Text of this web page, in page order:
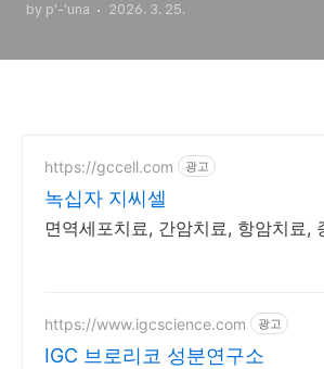
결"
by p'-'una 2026. 3. 25.
https://gccell.com 광고
녹십자 지씨셀
면역세포치료, 간암치료, 항암치료,
https://www.igcscience.com 광고
IGC 브로리코 성분연구소